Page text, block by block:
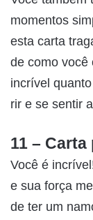
momentos
esta carta
de como você
incrível
rir e se sentir
11 –
Você é
e sua força
de ter um